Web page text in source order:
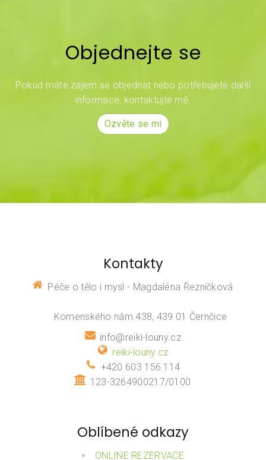
Objednejte se
Pokud máte zájem se objednat nebo potřebujete další
informace, kontaktujte mě.
Ozvěte se mi
Kontakty
Péče o tělo i mysl - Magdaléna Řezníčková
Komenského nám.438, 439 01 Černčice
info@reiki-louny.cz
reiki-louny.cz
+420 603 156 114
123-3264900217/0100
Oblíbené odkazy
ONLINE REZERVACE